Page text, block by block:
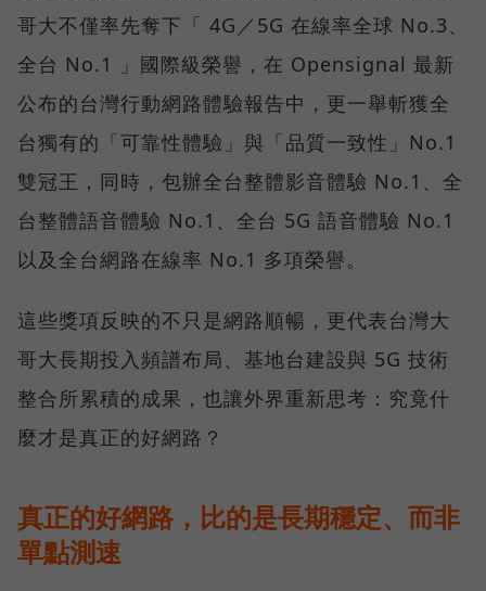
哥大不僅率先奪下「 4G／5G 在線率全球 No.3、
全台 No.1 」國際級榮譽，在 Opensignal 最新
公布的台灣行動網路體驗報告中，更一舉斬獲全
台獨有的「可靠性體驗」與「品質一致性」No.1
雙冠王，同時，包辦全台整體影音體驗 No.1、全
台整體語音體驗 No.1、全台 5G 語音體驗 No.1
以及全台網路在線率 No.1 多項榮譽。
這些獎項反映的不只是網路順暢，更代表台灣大
哥大長期投入頻譜布局、基地台建設與 5G 技術
整合所累積的成果，也讓外界重新思考：究竟什
麼才是真正的好網路？
真正的好網路，比的是長期穩定、而非
單點測速